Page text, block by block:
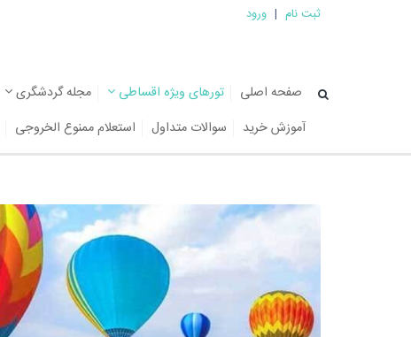
ثبت نام | ورود
صفحه اصلی تورهای ویژه اقساطی مجله گردشگری
آموزش خرید
سوالات متداول استعلام ممنوع الخروجی